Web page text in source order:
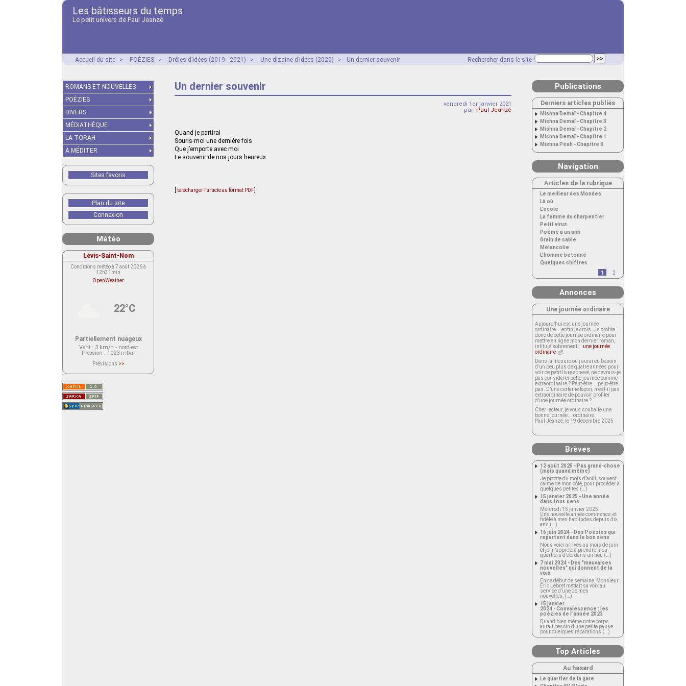
Les bâtisseurs du temps
Le petit univers de Paul Jeanzé
Rechercher dans le site
Accueil du site > POÉZIES > Drôles d’idées (2019 - 2021) > Une dizaine d’idées (2020) > Un dernier souvenir
Un dernier souvenir
vendredi 1er janvier 2021
par Paul Jeanzé
Quand je partirai
Souris-moi une dernière fois
Que j’emporte avec moi
Le souvenir de nos jours heureux
télécharger l'article au format PDF
ROMANS ET NOUVELLES
POÉZIES
DIVERS
MÉDIATHÈQUE
LA TORAH
À MÉDITER
Sites favoris
Plan du site
Connexion
Météo
Lévis-Saint-Nom
Conditions météo à 7 août 2026 à
12h31min
OpenWeather
22°C
Partiellement nuageux
Vent: 3 km/h - nord-est
Pression : 1023 mbar
Prévisions >>
actuellement aucune prévision
Saint-Nom.
Veuillez consulter le message du
service ci-dessous.
(401 - Invalid API key. Please see
https://openweathermap.org/faq#error401
Publications
Derniers articles publiés
Mishna Demaï - Chapitre 4
Mishna Demaï - Chapitre 3
Mishna Demaï - Chapitre 2
Mishna Demaï - Chapitre 1
Mishna Péah - Chapitre 8
Navigation
Articles de la rubrique
Le meilleur des Mondes
Là où
L’école
La femme du charpentier
Petit virus
Poème à un ami
Grain de sable
Mélancolie
L’homme bétonné
Quelques chiffres
1
2
Annonces
Une journée ordinaire
Aujourd’hui est une journée
ordinaire... enfin je crois. Je profite
donc de cette journée ordinaire pour
mettre en ligne mon dernier roman,
intitulé sobrement... une journée
ordinaire
Dans la mesure où j’aurai eu besoin
d’un peu plus de quatre années pour
voir ce petit livre achevé, ne devrais-je
pas considérer cette journée comme
extraordinaire ? Peut-être... peut-être
pas. D’une certaine façon, n’est-il pas
extraordinaire de pouvoir profiter
d’une journée ordinaire ?
Cher lecteur, je vous souhaite une
bonne journée... ordinaire.
Paul Jeanzé, le 19 décembre 2025
Brèves
12 août 2025 - Pas grand-chose
(mais quand même)
Je profite du mois d’août, souvent
calme de mon côté, pour procéder à
quelques petites (…)
15 janvier 2025 - Une année
dans tous sens
Mercredi 15 janvier 2025
Une nouvelle année commence, et
fidèle à mes habitudes depuis dix
ans (…)
16 juin 2024 - Des Poézies qui
repartent dans le bon sens
Nous voici arrivés au mois de juin
et je m’apprête à prendre mes
quartiers d’été dans un lieu (…)
7 mai 2024 - Des "mauvaises
nouvelles" qui donnent de la
voix
En ce début de semaine, Monsieur
Éric Lebret mettait sa voix au
service d’une de mes
nouvelles, (…)
15 janvier
2024 - Convalescence : les
poézies de l’année 2023
Quand bien même notre corps
aurait besoin d’une petite pause
pour quelques réparations (…)
Top Articles
Au hasard
Le quartier de la gare